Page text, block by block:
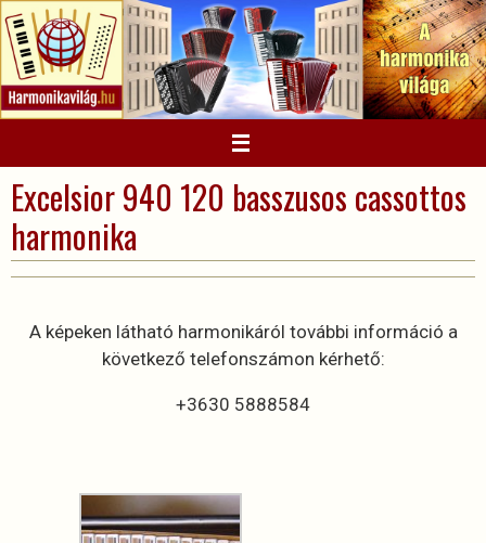
Megszakítás
Excelsior 940 120 basszusos cassottos
harmonika
A képeken látható harmonikáról további információ a
következő telefonszámon kérhető:
+3630 5888584